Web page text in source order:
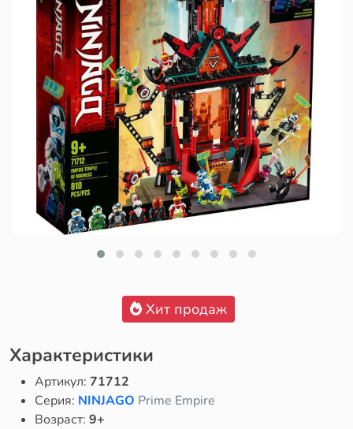
Хит продаж
Характеристики
Артикул: 71712
Серия: NINJAGO Prime Empire
Возраст: 9+